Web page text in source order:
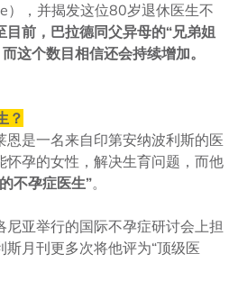
，并揭发这位80岁退休医生不
目前，巴拉德同父异母的“兄弟姐
这个数目相信还会持续增加。
？
恩是一名来自印第安纳波利斯的医
怀孕的女性，解决生育问题，而他
不孕症医生”。
尼亚举行的国际不孕症研讨会上担
月刊更多次将他评为“顶级医